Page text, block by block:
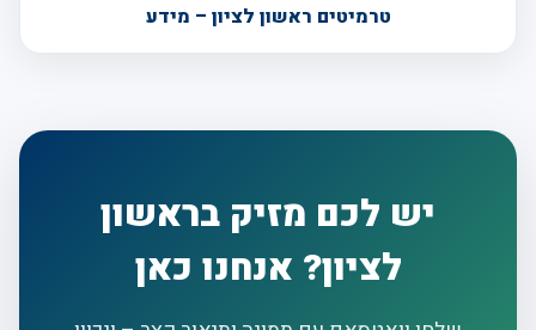
טרמיטים ראשון לציון – מידע
יש לכם מזיק בראשון
לציון? אנחנו כאן